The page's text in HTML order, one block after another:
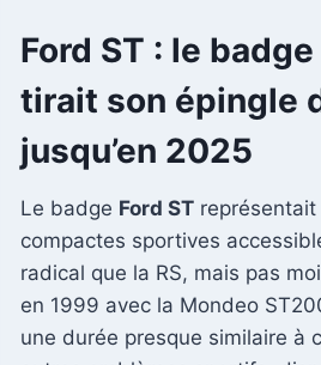
Ford ST : le
tirait son épingle
jusqu’en 2025
Le badge Ford ST
compactes sportives
radical que la RS, mais pas
en 1999 avec la Mondeo
une durée presque similaire à